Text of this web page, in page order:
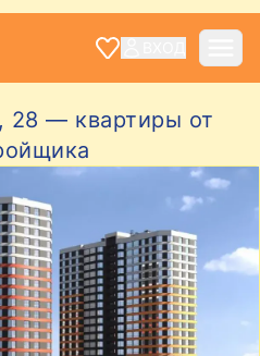
— квартиры от